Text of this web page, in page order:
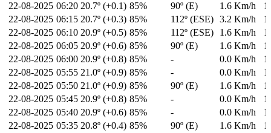
22-08-2025 06:20 20.7º (+0.1) 85% 90º (E) 1.6 Km/h
22-08-2025 06:15 20.7º (+0.3) 85% 112º (ESE) 3.2 Km/h
22-08-2025 06:10 20.9º (+0.5) 85% 112º (ESE) 1.6 Km/h
22-08-2025 06:05 20.9º (+0.6) 85% 90º (E) 1.6 Km/h
22-08-2025 06:00 20.9º (+0.8) 85% - 0.0 Km/h
22-08-2025 05:55 21.0º (+0.9) 85% - 0.0 Km/h
22-08-2025 05:50 21.0º (+0.9) 85% 90º (E) 1.6 Km/h
22-08-2025 05:45 20.9º (+0.8) 85% - 0.0 Km/h
22-08-2025 05:40 20.9º (+0.6) 85% - 0.0 Km/h
22-08-2025 05:35 20.8º (+0.4) 85% 90º (E) 1.6 Km/h